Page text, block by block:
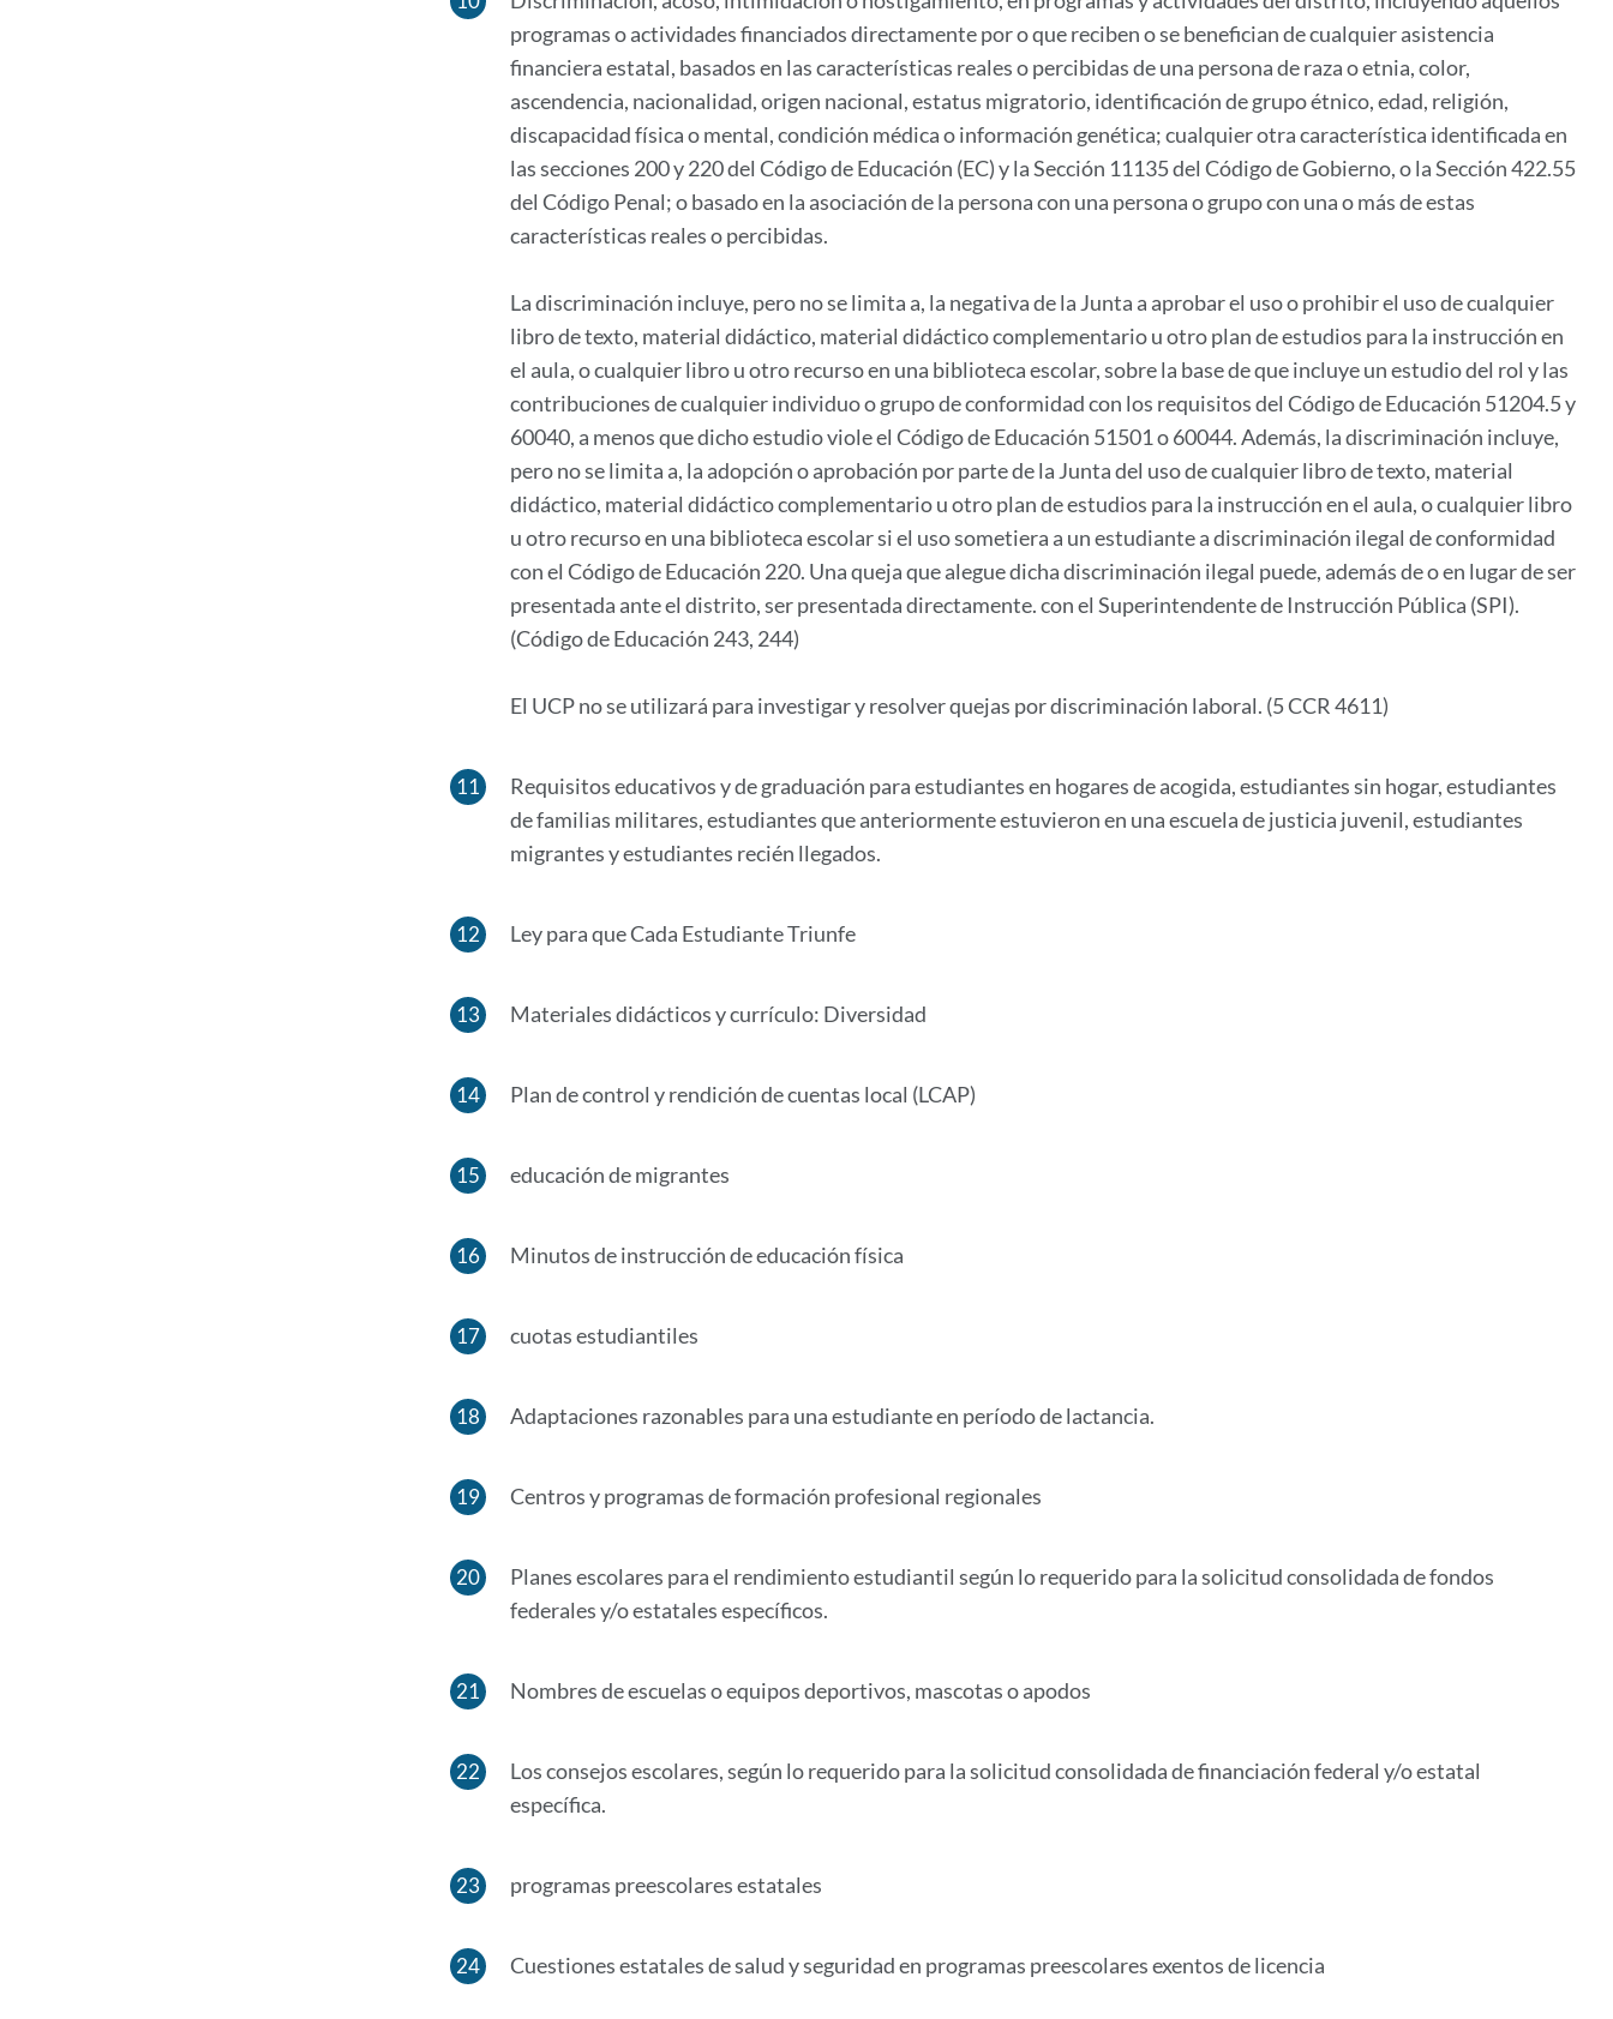
programas o actividades financiados directamente por o que reciben o se benefician de cualquier asistencia
financiera estatal, basados ​​en las características reales o percibidas de una persona de raza o etnia, color,
ascendencia, nacionalidad, origen nacional, estatus migratorio, identificación de grupo étnico, edad, religión,
discapacidad física o mental, condición médica o información genética; cualquier otra característica identificada en
las secciones 200 y 220 del Código de Educación (EC) y la Sección 11135 del Código de Gobierno, o la Sección 422.55
del Código Penal; o basado en la asociación de la persona con una persona o grupo con una o más de estas
características reales o percibidas.
La discriminación incluye, pero no se limita a, la negativa de la Junta a aprobar el uso o prohibir el uso de cualquier
libro de texto, material didáctico, material didáctico complementario u otro plan de estudios para la instrucción en
el aula, o cualquier libro u otro recurso en una biblioteca escolar, sobre la base de que incluye un estudio del rol y las
contribuciones de cualquier individuo o grupo de conformidad con los requisitos del Código de Educación 51204.5 y
60040, a menos que dicho estudio viole el Código de Educación 51501 o 60044. Además, la discriminación incluye,
pero no se limita a, la adopción o aprobación por parte de la Junta del uso de cualquier libro de texto, material
didáctico, material didáctico complementario u otro plan de estudios para la instrucción en el aula, o cualquier libro
u otro recurso en una biblioteca escolar si el uso sometiera a un estudiante a discriminación ilegal de conformidad
con el Código de Educación 220. Una queja que alegue dicha discriminación ilegal puede, además de o en lugar de ser
presentada ante el distrito, ser presentada directamente. con el Superintendente de Instrucción Pública (SPI).
(Código de Educación 243, 244)
El UCP no se utilizará para investigar y resolver quejas por discriminación laboral. (5 CCR 4611)
Requisitos educativos y de graduación para estudiantes en hogares de acogida, estudiantes sin hogar, estudiantes
de familias militares, estudiantes que anteriormente estuvieron en una escuela de justicia juvenil, estudiantes
migrantes y estudiantes recién llegados.
Ley para que Cada Estudiante Triunfe
Materiales didácticos y currículo: Diversidad
Plan de control y rendición de cuentas local (LCAP)
educación de migrantes
Minutos de instrucción de educación física
cuotas estudiantiles
Adaptaciones razonables para una estudiante en período de lactancia.
Centros y programas de formación profesional regionales
Planes escolares para el rendimiento estudiantil según lo requerido para la solicitud consolidada de fondos
federales y/o estatales específicos.
Nombres de escuelas o equipos deportivos, mascotas o apodos
Los consejos escolares, según lo requerido para la solicitud consolidada de financiación federal y/o estatal
específica.
programas preescolares estatales
Cuestiones estatales de salud y seguridad en programas preescolares exentos de licencia